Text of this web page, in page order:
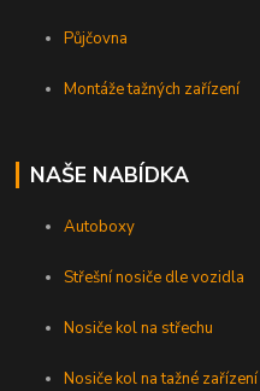
Půjčovna
Montáže tažných zařízení
NAŠE NABÍDKA
Autoboxy
Střešní nosiče dle vozidla
Nosiče kol na střechu
Nosiče kol na tažné zařízení